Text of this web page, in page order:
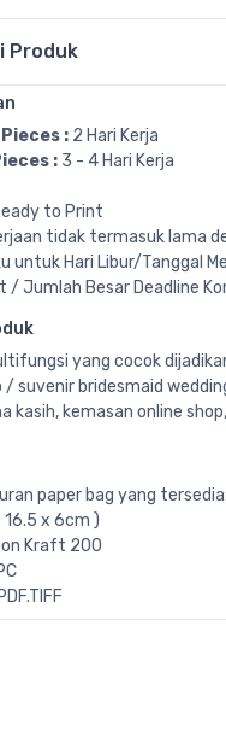
Produk
: 2 Hari Kerja
: 3 - 4 Hari Kerja
to Print
tidak termasuk lama
untuk Hari Libur/Tanggal
/ Jumlah Besar Deadline
yang cocok
/ suvenir bridesmaid
kasih, kemasan online
paper bag yang tersedia:
16.5 x 6cm )
Kraft 200